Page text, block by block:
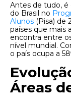
Antes de tudo, é
do Brasil no
Alunos (Pisa) de
países que mais
encontra entre
nível mundial.
o país ocupa a
Áreas